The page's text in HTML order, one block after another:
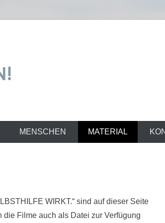
MENSCHEN MATERIAL
WIRKT.“ sind auf dieser Seite
Filme auch als Datei zur Verfügung